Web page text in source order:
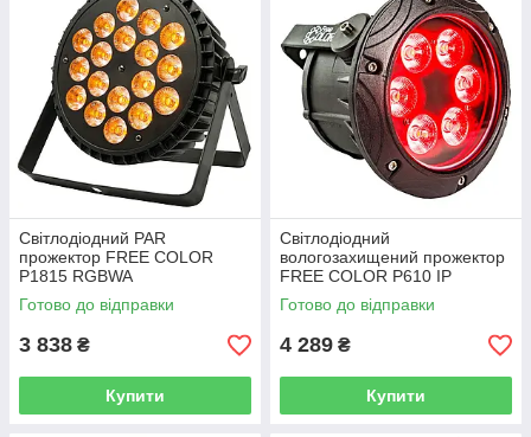
Світлодіодний PAR
прожектор FREE COLOR
P1815 RGBWA
Готово до відправки
3 838 ₴
Купити
Світлодіодний
вологозахищений прожектор
FREE COLOR P610 IP
Готово до відправки
4 289 ₴
Купити